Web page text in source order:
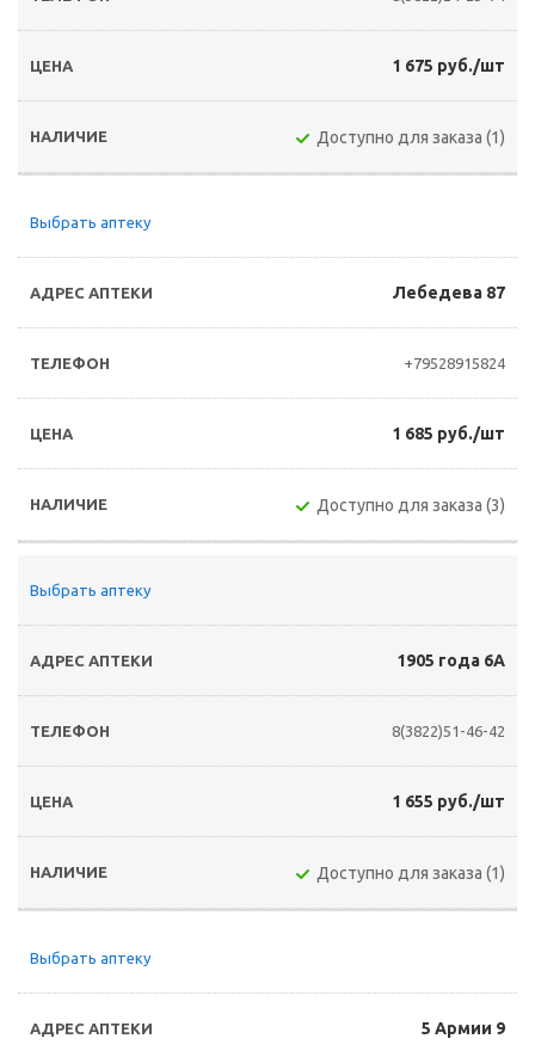
1 675 руб./шт
Доступно для заказа (1)
Выбрать аптеку
Лебедева 87
+79528915824
1 685 руб./шт
Доступно для заказа (3)
Выбрать аптеку
1905 года 6А
8(3822)51-46-42
1 655 руб./шт
Доступно для заказа (1)
Выбрать аптеку
5 Армии 9